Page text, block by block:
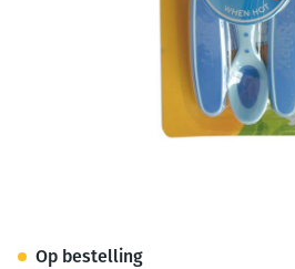
Op bestelling